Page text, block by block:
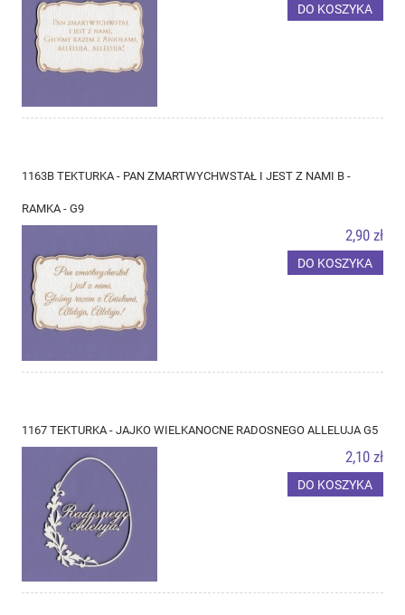
DO KOSZYKA
1163B TEKTURKA - PAN ZMARTWYCHWSTAŁ I JEST Z NAMI B -
RAMKA - G9
2,90 zł
DO KOSZYKA
1167 TEKTURKA - JAJKO WIELKANOCNE RADOSNEGO ALLELUJA G5
2,10 zł
DO KOSZYKA